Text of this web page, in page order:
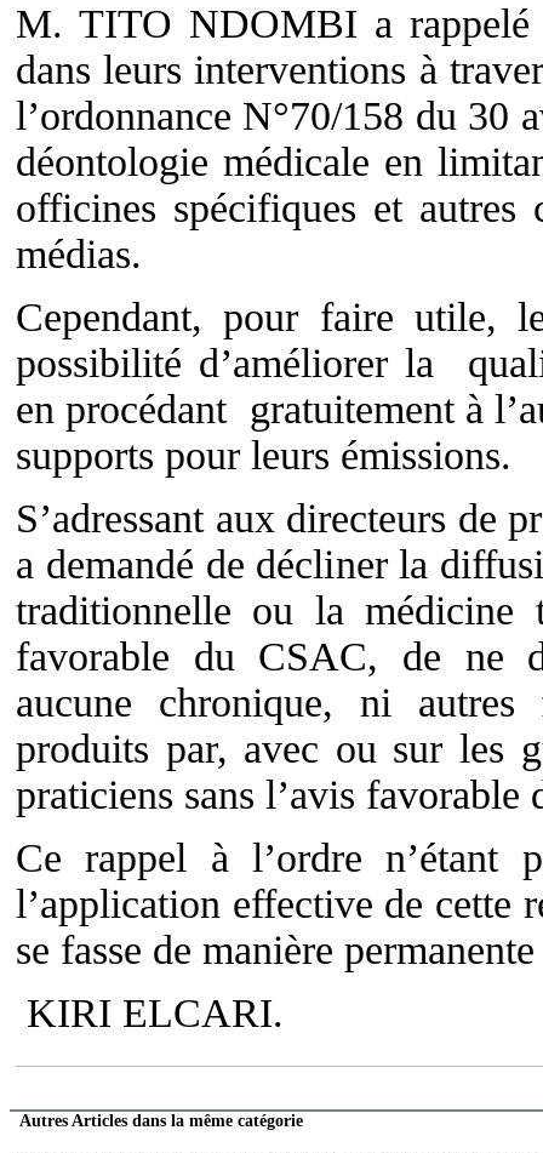
M. TITO NDOMBI a rappelé
dans leurs interventions à
l’ordonnance N°70/158 du 30
déontologie médicale en
officines spécifiques et
médias.
Cependant, pour faire utile,
possibilité d’améliorer la
en procédant gratuitement à
supports pour leurs émissions.
S’adressant aux directeurs de
a demandé de décliner la
traditionnelle ou la médicine
favorable du CSAC, de ne
aucune chronique, ni autres
produits par, avec ou sur les
praticiens sans l’avis favorable
Ce rappel à l’ordre n’étant
l’application effective de cette
se fasse de manière
KIRI ELCARI.
Autres Articles dans la même catégorie